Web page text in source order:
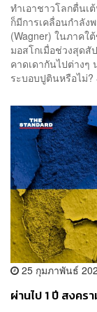
ทำเอาชาวโลกตื่นเ
ก็มีการเคลื่อนกำลัง
(Wagner) ในภาคใ
มอสโกเมื่อช่วงสุด
คาดเดากันไปต่างๆ
ระบอบปูตินหรือไม่?
25 กุมภาพันธ์
ผ่านไป 1 ปี สงคร